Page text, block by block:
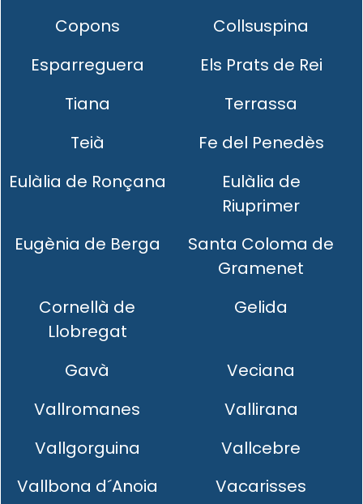
Copons
Collsuspina
Esparreguera
Els Prats de Rei
Tiana
Terrassa
Teià
Fe del Penedès
Eulàlia de Ronçana
Eulàlia de
Riuprimer
Eugènia de Berga
Santa Coloma de
Gramenet
Cornellà de
Llobregat
Gelida
Gavà
Veciana
Vallromanes
Vallirana
Vallgorguina
Vallcebre
Vallbona d´Anoia
Vacarisses